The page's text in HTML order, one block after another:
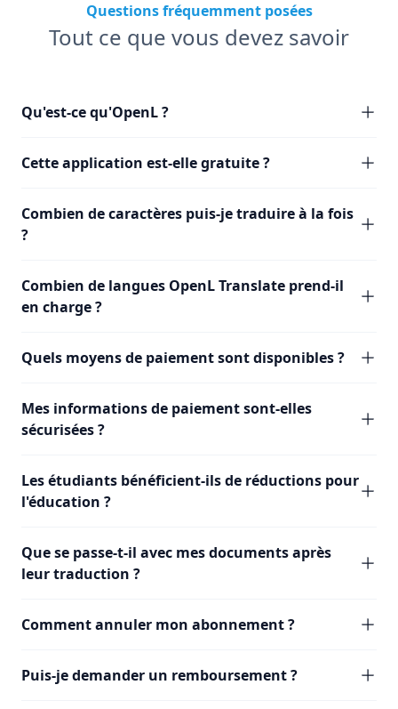
Questions fréquemment posées
Tout ce que vous devez savoir
Qu'est-ce qu'OpenL ?
Cette application est-elle gratuite ?
Combien de caractères puis-je traduire à la fois
?
Combien de langues OpenL Translate prend-il
en charge ?
Quels moyens de paiement sont disponibles ?
Mes informations de paiement sont-elles
sécurisées ?
Les étudiants bénéficient-ils de réductions pour
l'éducation ?
Que se passe-t-il avec mes documents après
leur traduction ?
Comment annuler mon abonnement ?
Puis-je demander un remboursement ?